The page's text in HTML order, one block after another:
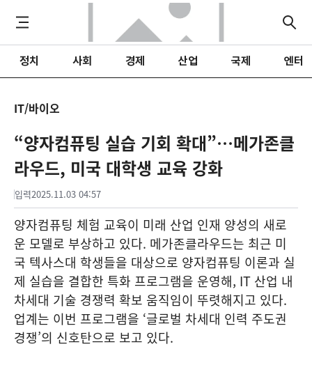
정치 사회 경제 산업 국제 엔터
IT/바이오
“양자컴퓨팅 실습 기회 확대”…메가존클
라우드, 미국 대학생 교육 강화
입력2025.11.03 04:57
양자컴퓨팅 체험 교육이 미래 산업 인재 양성의 새로
운 모델로 부상하고 있다. 메가존클라우드는 최근 미
국 텍사스대 학생들을 대상으로 양자컴퓨팅 이론과 실
제 실습을 결합한 특화 프로그램을 운영해, IT 산업 내
차세대 기술 경쟁력 확보 움직임이 뚜렷해지고 있다.
업계는 이번 프로그램을 ‘글로벌 차세대 인력 주도권
경쟁’의 신호탄으로 보고 있다.